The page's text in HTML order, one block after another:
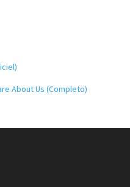
About Us (Completo)